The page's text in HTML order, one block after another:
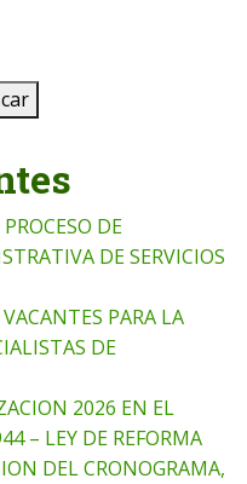
DE
DE SERVICIOS
PARA LA
DE
2026 EN EL
– LEY DE REFORMA
DEL CRONOGRAMA,